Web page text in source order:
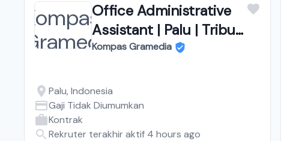
Office Administrative
Assistant | Palu | Tribun
Palu
Kompas Gramedia
Palu, Indonesia
Gaji Tidak Diumumkan
Kontrak
Rekruter terakhir aktif 4 hours ago